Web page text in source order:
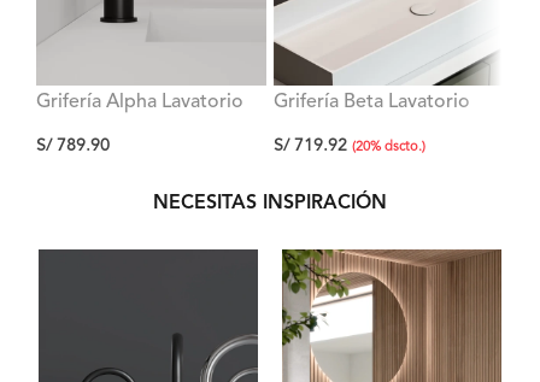
Grifería Alpha Lavatorio
Ferretti
S/789.90
Grifería Beta Lavatorio
S/719.92 (20% dscto.)
NECESITAS INSPIRACIÓN